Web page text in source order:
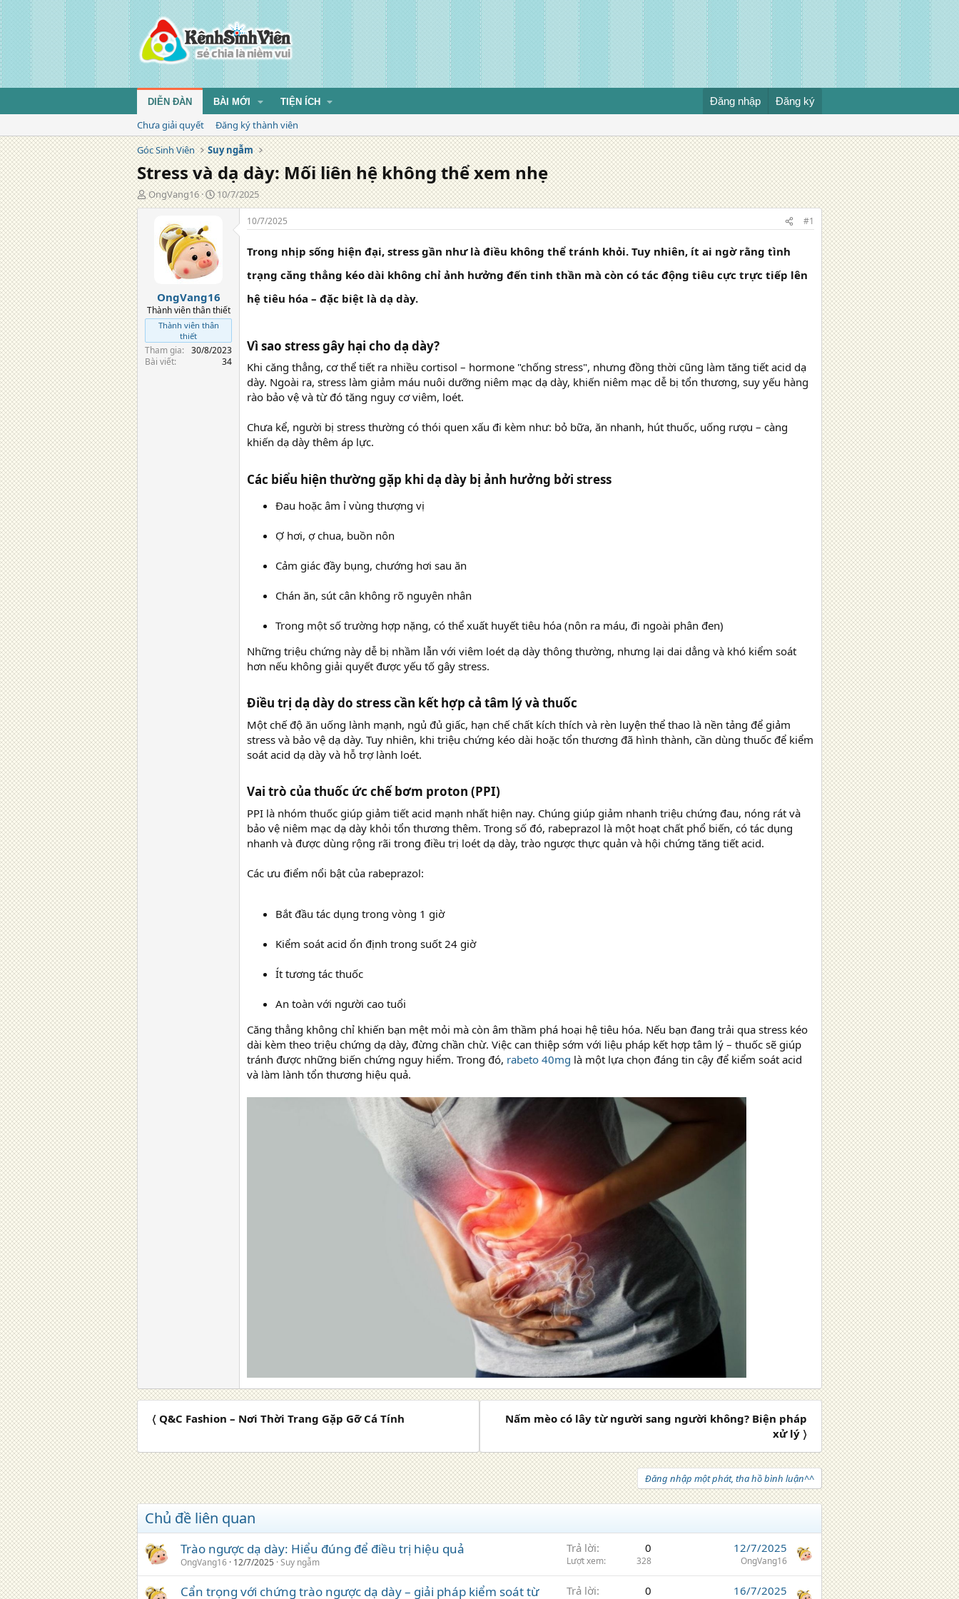
DIỄN ĐÀN BÀI MỚI TIỆN ÍCH Đăng nhập Đăng ký
Chưa giải quyết
Đăng ký thành viên
Góc Sinh Viên
Suy ngẫm
Stress và dạ dày: Mối liên hệ không thể xem nhẹ
T
á
OngVang16
N
g
ă
n
10/7/2025
OngVang16
Thành viên thân thiết
Thành viên thân
thiết
Tham gia
30/8/2023
Bài viết
34
10/7/2025 #1
Trong nhịp sống hiện đại, stress gần như là điều không thể tránh khỏi. Tuy nhiên, ít ai ngờ rằng tình
trạng căng thẳng kéo dài không chỉ ảnh hưởng đến tinh thần mà còn có tác động tiêu cực trực tiếp lên
hệ tiêu hóa – đặc biệt là dạ dày.
Vì sao stress gây hại cho dạ dày?​
Khi căng thẳng, cơ thể tiết ra nhiều cortisol – hormone "chống stress", nhưng đồng thời cũng làm tăng tiết acid dạ
dày. Ngoài ra, stress làm giảm máu nuôi dưỡng niêm mạc dạ dày, khiến niêm mạc dễ bị tổn thương, suy yếu hàng
rào bảo vệ và từ đó tăng nguy cơ viêm, loét.
Chưa kể, người bị stress thường có thói quen xấu đi kèm như: bỏ bữa, ăn nhanh, hút thuốc, uống rượu – càng
khiến dạ dày thêm áp lực.
Các biểu hiện thường gặp khi dạ dày bị ảnh hưởng bởi stress​
Đau hoặc âm ỉ vùng thượng vị
Ợ hơi, ợ chua, buồn nôn
Cảm giác đầy bụng, chướng hơi sau ăn
Chán ăn, sút cân không rõ nguyên nhân
Trong một số trường hợp nặng, có thể xuất huyết tiêu hóa (nôn ra máu, đi ngoài phân đen)
Những triệu chứng này dễ bị nhầm lẫn với viêm loét dạ dày thông thường, nhưng lại dai dẳng và khó kiểm soát
hơn nếu không giải quyết được yếu tố gây stress.
Điều trị dạ dày do stress cần kết hợp cả tâm lý và thuốc​
Một chế độ ăn uống lành mạnh, ngủ đủ giấc, hạn chế chất kích thích và rèn luyện thể thao là nền tảng để giảm
stress và bảo vệ dạ dày. Tuy nhiên, khi triệu chứng kéo dài hoặc tổn thương đã hình thành, cần dùng thuốc để kiểm
soát acid dạ dày và hỗ trợ lành loét.
Vai trò của thuốc ức chế bơm proton (PPI)​
PPI là nhóm thuốc giúp giảm tiết acid mạnh nhất hiện nay. Chúng giúp giảm nhanh triệu chứng đau, nóng rát và
bảo vệ niêm mạc dạ dày khỏi tổn thương thêm. Trong số đó, rabeprazol là một hoạt chất phổ biến, có tác dụng
nhanh và được dùng rộng rãi trong điều trị loét dạ dày, trào ngược thực quản và hội chứng tăng tiết acid.
Các ưu điểm nổi bật của rabeprazol:
Bắt đầu tác dụng trong vòng 1 giờ
Kiểm soát acid ổn định trong suốt 24 giờ
Ít tương tác thuốc
An toàn với người cao tuổi
Căng thẳng không chỉ khiến bạn mệt mỏi mà còn âm thầm phá hoại hệ tiêu hóa. Nếu bạn đang trải qua stress kéo
dài kèm theo triệu chứng dạ dày, đừng chần chừ. Việc can thiệp sớm với liệu pháp kết hợp tâm lý – thuốc sẽ giúp
tránh được những biến chứng nguy hiểm. Trong đó, rabeto 40mg là một lựa chọn đáng tin cậy để kiểm soát acid
và làm lành tổn thương hiệu quả.
〈 Q&C Fashion – Nơi Thời Trang Gặp Gỡ Cá Tính
Nấm mèo có lây từ người sang người không? Biện pháp
xử lý 〉
Đăng nhập một phát, tha hồ bình luận^^
Chủ đề liên quan
Trào ngược dạ dày: Hiểu đúng để điều trị hiệu quả
OngVang16 12/7/2025 Suy ngẫm
Trả lời 0
Lượt xem 328
12/7/2025
OngVang16
Cẩn trọng với chứng trào ngược dạ dày – giải pháp kiểm soát từ Trả lời 0 16/7/2025